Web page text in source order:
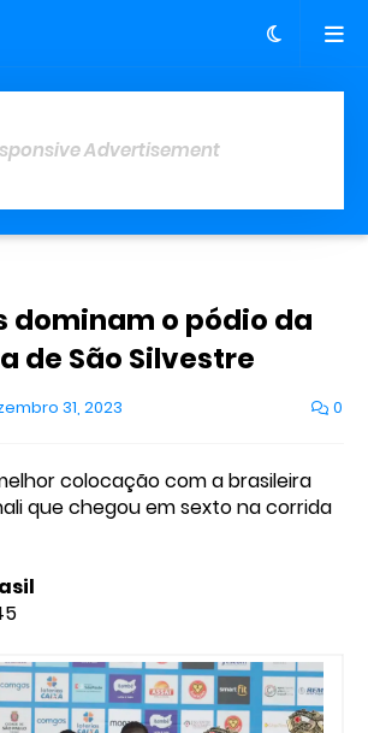
Advertisement
dominam o pódio da
de São Silvestre
31, 2023 0
colocação com a brasileira
que chegou em sexto na corrida